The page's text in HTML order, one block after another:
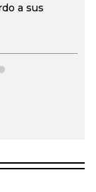
a sus